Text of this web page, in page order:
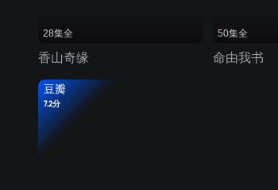
28集全
香山奇缘
50集全
命由我书
豆瓣
7.2分